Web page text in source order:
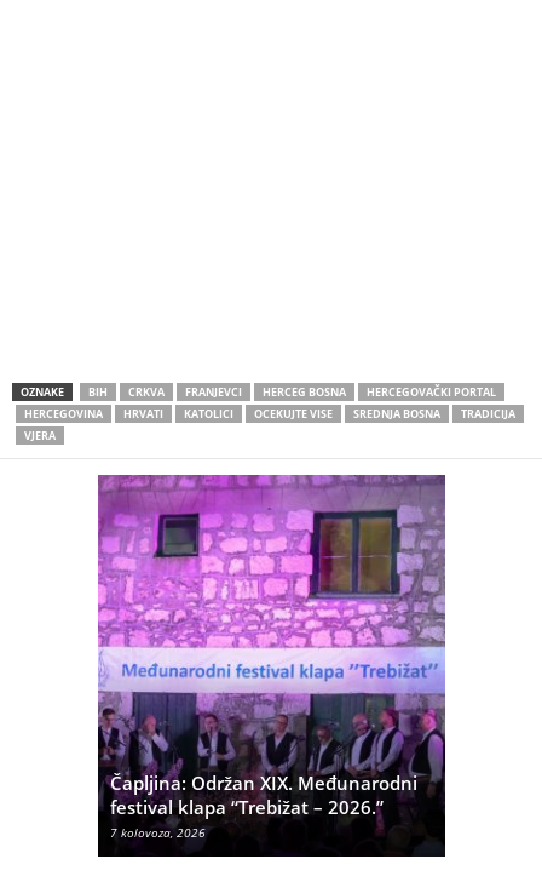
OZNAKE BIH CRKVA FRANJEVCI HERCEG BOSNA
HERCEGOVAČKI PORTAL
HERCEGOVINA
HRVATI KATOLICI OCEKUJTE VISE SREDNJA BOSNA
TRADICIJA
VJERA
Čapljina: Održan XIX. Međunarodni
festival klapa “Trebižat – 2026.”
7 kolovoza, 2026